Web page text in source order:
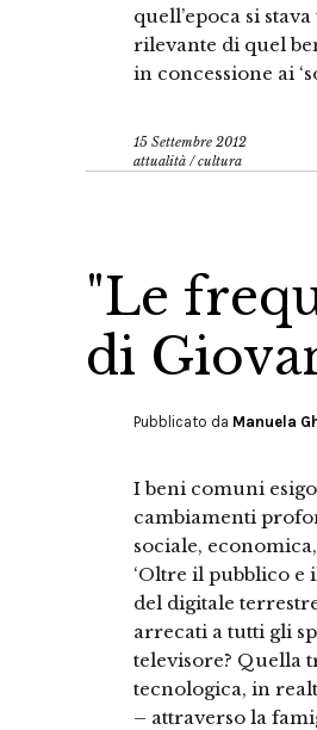
quell’epoca si
rilevante di quel
in concessione ai
15 Settembre 2012
attualità /cultura
"Le
di
Pubblicato da Manuela
I beni comuni
cambiamenti
sociale,
‘Oltre il pubblico e
del digitale
arrecati a tutti gli
televisore? Quella
tecnologica, in
– attraverso la